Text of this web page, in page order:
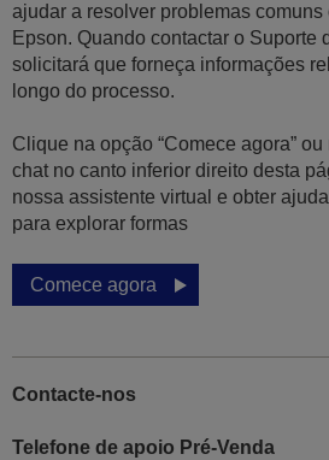
ajudar a resolver problemas comuns
Epson. Quando contactar o Suporte
solicitará que forneça informações
longo do processo.
Clique na opção “Comece agora”
chat no canto inferior direito desta
nossa assistente virtual e obter
para explorar formas
Comece agora
Contacte-nos
Telefone de apoio Pré-Venda